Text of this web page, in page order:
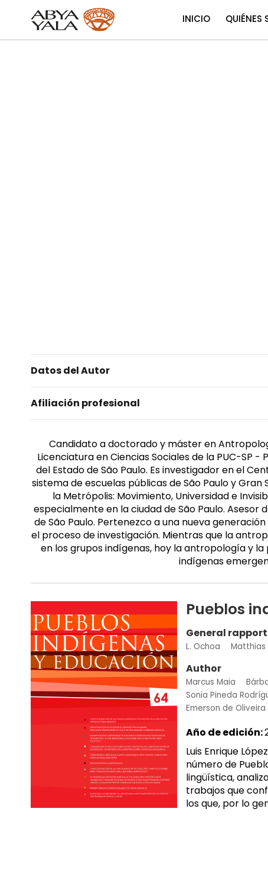
INICIO QUIÉNES
Datos del Autor
Afiliación profesional
Candidato a doctorado y máster en
Licenciatura en Ciencias Sociales de la PUC-SP
del Estado de São Paulo. Es investigador en el
sistema de escuelas públicas de São Paulo y
la Metrópolis: Movimiento, Universidad e
especialmente en la ciudad de São Paulo.
de São Paulo. Pertenezco a una nueva
el proceso de investigación. Mientras que la
en los grupos indígenas, hoy la antropología y
indígenas
Pueblos
General
L. Ochoa Matthias
Author
Marcus Maia
Sonia Pineda
Emerson de Oliveira
Año de edición:
Luis Enrique
número de
lingüística,
trabajos que
los que, por lo